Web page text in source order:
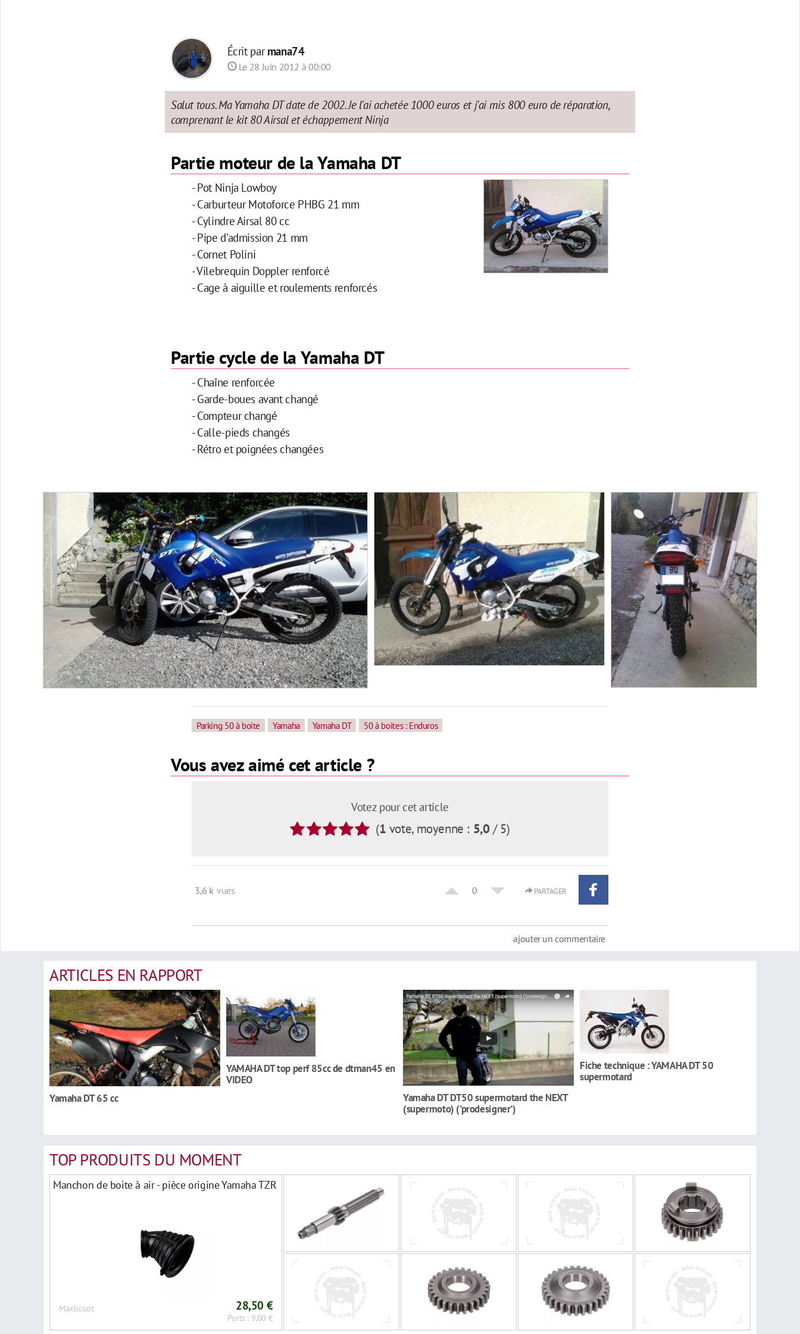
Écrit parmana74
Le 28 Juin 2012 à 00:00
Salut tous. Ma Yamaha DT date de 2002. Je l'ai achetée 1000 euros et j'ai mis 800 euro de réparation,
comprenant le kit 80 Airsal et échappement Ninja
Partie moteur de la Yamaha DT
- Pot Ninja Lowboy
- Carburteur Motoforce PHBG 21 mm
- Cylindre Airsal 80 cc
- Pipe d'admission 21 mm
- Cornet Polini
- Vilebrequin Doppler renforcé
- Cage à aiguille et roulements renforcés
Partie cycle de la Yamaha DT
- Chaîne renforcée
- Garde-boues avant changé
- Compteur changé
- Calle-pieds changés
- Rétro et poignées changées
Parking 50 à boite Yamaha Yamaha DT 50 à boites : Enduros
Vous avez aimé cet article ?
Votez pour cet article
(1 vote, moyenne : 5,0 / 5)
3,6 k vues 0 PARTAGER
ajouter un commentaire
ARTICLES EN RAPPORT
Yamaha DT 65 cc
YAMAHA DT top perf 85cc de dtman45 en
VIDEO
Yamaha DT DT50 supermotard the NEXT
(supermoto) ('prodesigner')
Fiche technique : YAMAHA DT 50
supermotard
TOP PRODUITS DU MOMENT
Manchon de boite à air - pièce origine Yamaha TZR
Maxiscoot 28,50 €
Ports : 9,00 €